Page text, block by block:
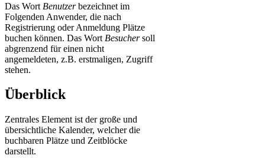
Das Wort Benutzerbezeichnet im
Folgenden Anwender, die nach
Registrierung oder Anmeldung Plätze
buchen können. Das Wort Besuchersoll
abgrenzend für einen nicht
angemeldeten, z.B. erstmaligen, Zugriff
stehen.
Überblick
Zentrales Element ist der große und
übersichtliche Kalender, welcher die
buchbaren Plätze und Zeitblöcke
darstellt.